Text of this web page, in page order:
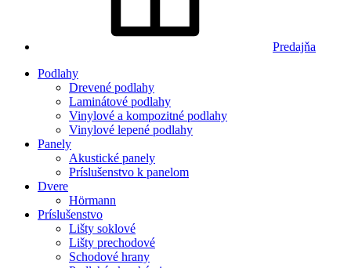
Predajňa
Podlahy
Drevené podlahy
Laminátové podlahy
Vinylové a kompozitné podlahy
Vinylové lepené podlahy
Panely
Akustické panely
Príslušenstvo k panelom
Dvere
Hörmann
Príslušenstvo
Lišty soklové
Lišty prechodové
Schodové hrany